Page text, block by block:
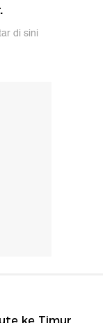
di sini